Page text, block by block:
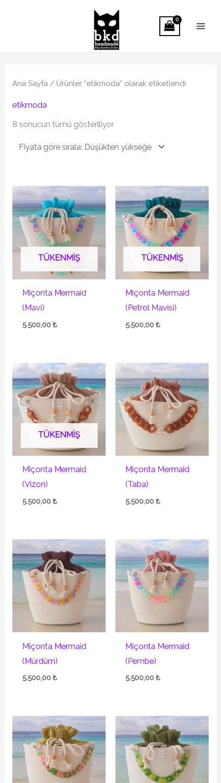
Ana Sayfa / Ürünler “etikmoda” olarak etiketlendi
etikmoda
8 sonucun tümü gösteriliyor
sıralandı:
TÜKENMIŞ
Miçonta Mermaid
(Mavi)
5.500,00 ₺
TÜKENMIŞ
Miçonta Mermaid
(Petrol Mavisi)
5.500,00 ₺
TÜKENMIŞ
Miçonta Mermaid
(Vizon)
5.500,00 ₺
Miçonta Mermaid
(Taba)
5.500,00 ₺
Miçonta Mermaid
(Mürdüm)
5.500,00 ₺
Miçonta Mermaid
(Pembe)
5.500,00 ₺